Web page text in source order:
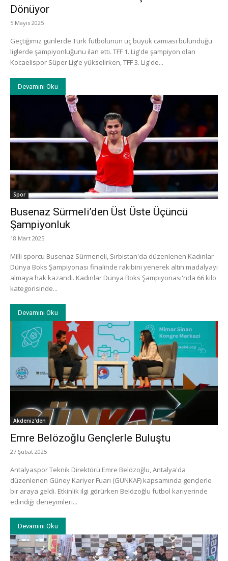
Dönüyor
5 Mayıs 2025
Geçtiğimiz günlerde Türk futbolunun üç büyük camiası bulunduğu
liglerde şampiyonluğunu ilan etti. TFF 1. Lig'de şampiyon olan
Kocaelispor Süper Lig'e yükselirken, TFF 3. Lig'de...
Devamını Oku
Spor
Busenaz Sürmeli’den Üst Üste Üçüncü
Şampiyonluk
18 Mart 2025
Milli sporcu Busenaz Sürmeneli, Sırbistan'da düzenlenen Kadınlar
Dünya Boks Şampiyonası finalinde rakibini yenerek altın madalyayı
almaya hak kazandı. Kadınlar Dünya Boks Şampiyonası'nda 66 kilo
kategorisinde...
Devamını Oku
Akdeniz'den
Emre Belözoğlu Gençlerle Buluştu
27 Şubat 2025
Antalyaspor Teknik Direktörü Emre Belözoğlu, Antalya'da
düzenlenen Güney Kariyer Fuarı (GÜNKAF) kapsamında gençlerle
bir araya geldi. Etkinlik ilgi görürken Belözoğlu futbol kariyerinde
edindiği deneyimleri...
Devamını Oku